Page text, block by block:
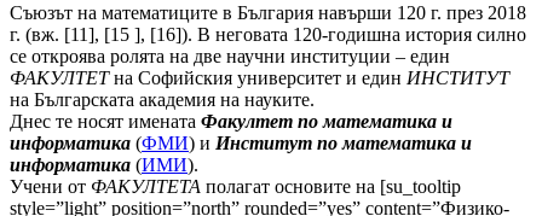
Съюзът на математиците в България навърши 120 г. през 2018
г. (вж. [11], [15 ], [16]). В неговата 120-годишна история силно
се откроява ролята на две научни институции – един
ФАКУЛТЕТна Софийския университет и един ИНСТИТУТ
на Българската академия на науките.
Днес те носят имената Факултет по математика и
информатика (ФМИ) и Институт по математика и
информатика (ИМИ).
Учени от ФАКУЛТЕТА полагат основите на [su_tooltip
style=”light” position=”north” rounded=”yes” content=”Физико-